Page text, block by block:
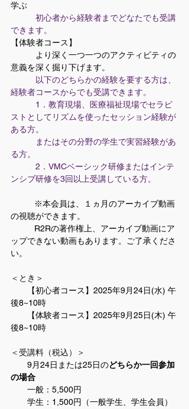
学ぶ
初心者から経験者までどなたでも受講
できます。
より深く一つ一つのアクティビティの
意義を深く掘り下げます。
以下のどちらかの経験を要する方は、
経験者コースからでも受講できます。
1．教育現場、医療福祉現場でセラピ
ストとしてリズムを使ったセッション経験が
ある方。
またはその分野の学生で実習経験があ
る方。
2．VMCベーシック研修またはインテ
ンシブ研修を3回以上受講している方。
の視聴ができます。
ップできない動画もあります。ご了承くださ
い。
＜とき＞
【初心者コース】2025年9月24日(水) 午
後8~10時
【体験者コース】2025年9月25日(木) 午
後8~10時
＜受講料（税込）＞
9月24日または25日のどちらか一回参加
の場合
一般：5,500円
学生：1,500円（一般学生、学生会員）